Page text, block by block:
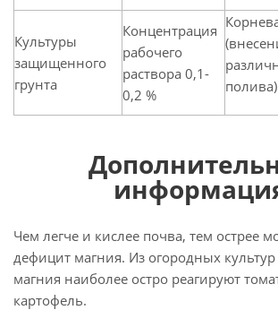
Культуры
защищенного
грунта
Концентрация
рабочего
раствора 0,1-
0,2 %
полива)
Чем легче и кислее почва, тем острее
дефицит магния. Из огородных культур
магния наиболее остро реагируют
картофель.